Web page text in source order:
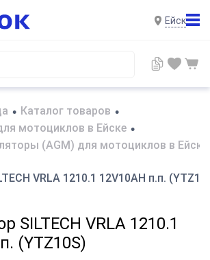
Ейск
• Каталог товаров •
мотоциклов в Ейске •
(AGM) для мотоциклов в Ейске
VRLA 1210.1 12V10AH п.п.
SILTECH VRLA 1210.1
(YTZ10S)